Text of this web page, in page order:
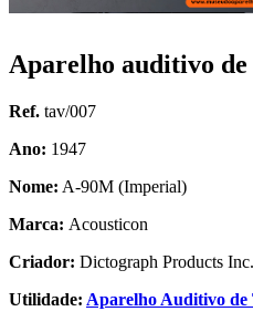
Aparelho auditivo
Ref. tav/007
Ano: 1947
Nome: A-90M (Imperial)
Marca: Acousticon
Criador: Dictograph Products Inc.
Utilidade: Aparelho Auditivo de